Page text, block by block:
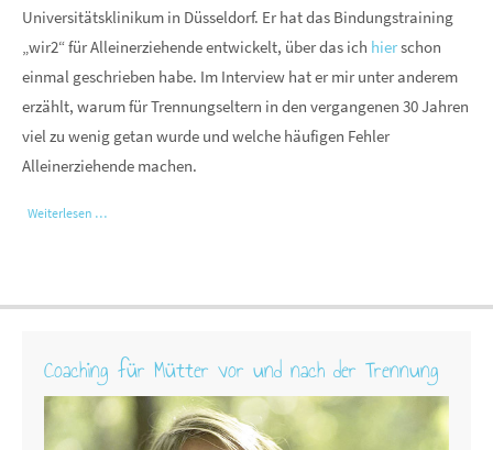
Universitätsklinikum in Düsseldorf. Er hat das Bindungstraining
„wir2“ für Alleinerziehende entwickelt, über das ich hierschon
einmal geschrieben habe. Im Interview hat er mir unter anderem
erzählt, warum für Trennungseltern in den vergangenen 30 Jahren
viel zu wenig getan wurde und welche häufigen Fehler
Alleinerziehende machen.
Weiterlesen …
Coaching für Mütter vor und nach der Trennung